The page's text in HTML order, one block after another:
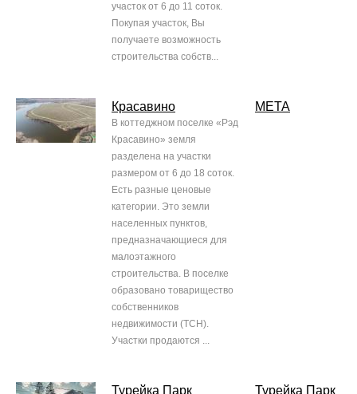
участок от 6 до 11 соток.
Покупая участок, Вы
получаете возможность
строительства собств...
Красавино
В коттеджном поселке «Рэд
Красавино» земля
разделена на участки
размером от 6 до 18 соток.
Есть разные ценовые
категории. Это земли
населенных пунктов,
предназначающиеся для
малоэтажного
строительства. В поселке
образовано товарищество
собственников
недвижимости (ТСН).
Участки продаются ...
МЕТА
Турейка Парк Турейка Парк